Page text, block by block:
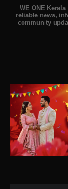
WE ONE
reliable news,
community